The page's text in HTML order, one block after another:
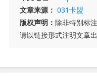
文章来源： 031卡盟
版权声明： 除非特别标
请以链接形式注明文章出